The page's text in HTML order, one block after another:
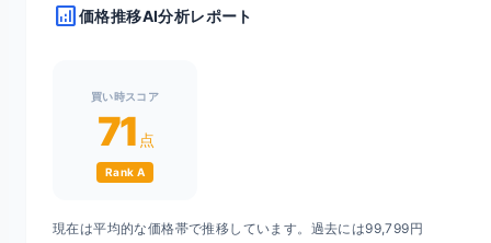
analytics価格推移AI分析レポート
買い時スコア
71 点
Rank A
現在は平均的な価格帯で推移しています。過去には99,799円